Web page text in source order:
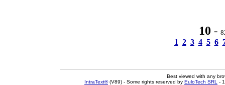
10 =
1 2 3 4 5 6
Best viewed with any
IntraText®(V89) - Some rights reserved by EuloTech SRL -